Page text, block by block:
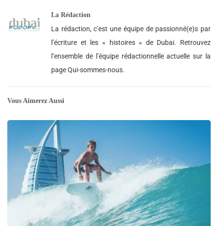
La Rédaction
La rédaction, c’est une équipe de passionné(e)s par
l’écriture et les « histoires » de Dubai. Retrouvez
l’ensemble de l’équipe rédactionnelle actuelle sur la
page Qui-sommes-nous.
Vous Aimerez Aussi